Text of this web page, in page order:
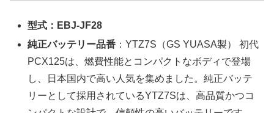
型式：EBJ-JF28
純正バッテリー品番 ：YTZ7S（GS YUASA製） 初代
PCX125は、燃費性能とコンパクトなボディで登場
し、日本国内で高い人気を集めました。純正バッテ
リーとして採用されているYTZ7Sは、高品質かつコ